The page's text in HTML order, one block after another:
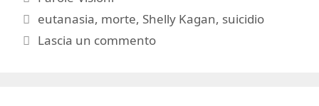
Tag
eutanasia, morte, Shelly Kagan, suicidio
Lascia un commento